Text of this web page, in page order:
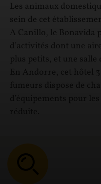
Les animaux
sein de cet
A Canillo, le Bonavida
d’activités dont une
plus petits, et une salle